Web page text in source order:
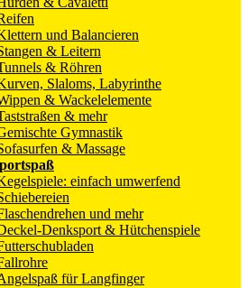
und Balancieren
& Leitern
& Röhren
Slaloms, Labyrinthe
& Wackelelemente
& mehr
Gymnastik
& Massage
einfach umwerfend
und mehr
Denksport & Hütchenspiele
für Langfinger